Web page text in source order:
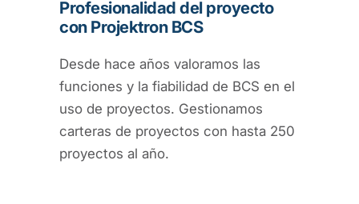
Profesionalidad del proyecto
con Projektron BCS
Desde hace años valoramos las
funciones y la fiabilidad de BCS en el
uso de proyectos. Gestionamos
carteras de proyectos con hasta 250
proyectos al año.